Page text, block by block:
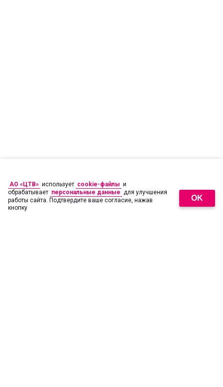
АО «ЦТВ» использует cookie-файлы и
обрабатывает персональные данные для улучшения
работы сайта. Подтвердите ваше согласие, нажав
кнопку
OK